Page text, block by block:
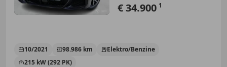
€ 34.900 1
10/2021 98.986 km
Elektro/Benzine
215 kW (292 PK)